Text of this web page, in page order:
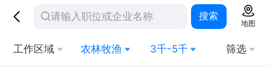
搜索
地图
工作区域 农林牧渔 3千-5千 筛选